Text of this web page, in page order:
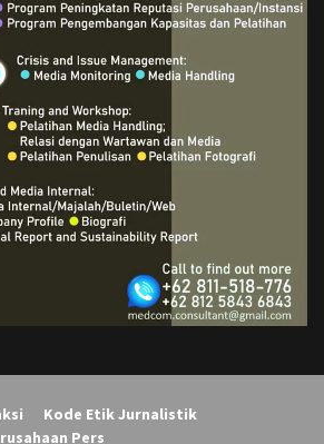
Kode Etik Jurnalistik
Pers